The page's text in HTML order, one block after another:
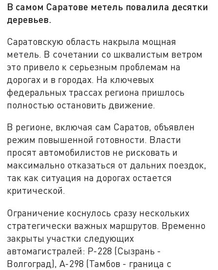
В самом Саратове метель повалила десятки
деревьев.
Саратовскую область накрыла мощная
метель. В сочетании со шквалистым ветром
это привело к серьезным проблемам на
дорогах и в городах. На ключевых
федеральных трассах региона пришлось
полностью остановить движение.
В регионе, включая сам Саратов, объявлен
режим повышенной готовности. Власти
просят автомобилистов не рисковать и
максимально отказаться от дальних поездок,
так как ситуация на дорогах остается
критической.
Ограничение коснулось сразу нескольких
стратегически важных маршрутов. Временно
закрыты участки следующих
автомагистралей: Р-228 (Сызрань -
Волгоград), А-298 (Тамбов - граница с